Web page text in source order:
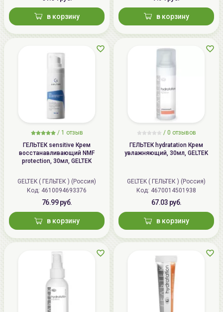
в корзину в корзину
/ 1 отзыв
ГЕЛЬТЕК sensitive Крем
восстанавливающий NMF
protection, 30мл, GELTEK
GELTEK ( ГЕЛЬТЕК ) (Россия)
Код: 4610094693376
76.99 руб.
в корзину
/ 0 отзывов
ГЕЛЬТЕК hydratation Крем
увлажняющий, 30мл, GELTEK
GELTEK ( ГЕЛЬТЕК ) (Россия)
Код: 4670014501938
67.03 руб.
в корзину